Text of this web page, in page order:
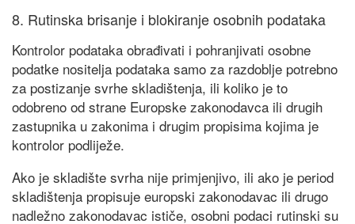
8. Rutinska brisanje i blokiranje osobnih podataka
Kontrolor podataka obrađivati ​​i pohranjivati ​​osobne
podatke nositelja podataka samo za razdoblje potrebno
za postizanje svrhe skladištenja, ili koliko je to
odobreno od strane Europske zakonodavca ili drugih
zastupnika u zakonima i drugim propisima kojima je
kontrolor podliježe.
Ako je skladište svrha nije primjenjivo, ili ako je period
skladištenja propisuje europski zakonodavac ili drugo
nadležno zakonodavac ističe, osobni podaci rutinski su